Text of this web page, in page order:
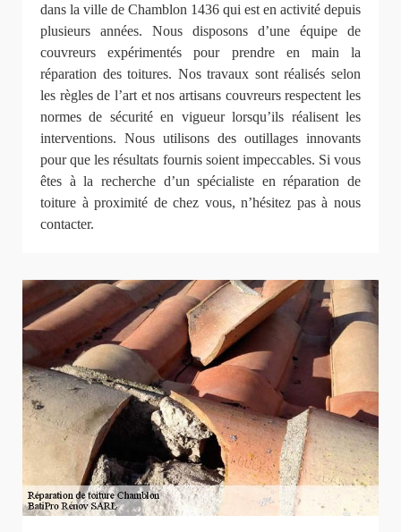
dans la ville de Chamblon 1436 qui est en activité depuis
plusieurs années. Nous disposons d’une équipe de
couvreurs expérimentés pour prendre en main la
réparation des toitures. Nos travaux sont réalisés selon
les règles de l’art et nos artisans couvreurs respectent les
normes de sécurité en vigueur lorsqu’ils réalisent les
interventions. Nous utilisons des outillages innovants
pour que les résultats fournis soient impeccables. Si vous
êtes à la recherche d’un spécialiste en réparation de
toiture à proximité de chez vous, n’hésitez pas à nous
contacter.